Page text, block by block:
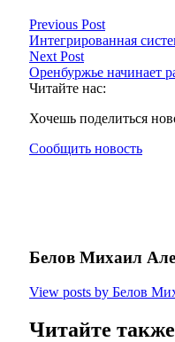
Previous Post
Интегрированная
Next Post
Оренбуржье начинает
Читайте нас:
Хочешь поделиться
Сообщить новость
Белов Михаил
View posts by Белов
Читайте также